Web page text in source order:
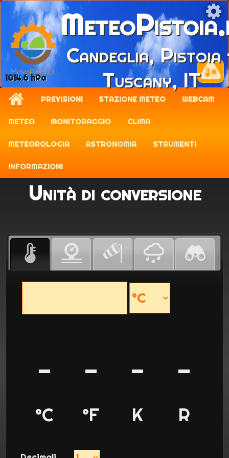
1014.6 hPa
Candeglia,
Tuscany, IT
PREVISIONI STAZIONE METEO WEBCAM
METEO MONITORAGGIO CLIMA
METEOROLOGIA ASTRONOMIA STRUMENTI
INFORMAZIONI
Unità di conversione
-
°C
-
°F
-
K
-
R